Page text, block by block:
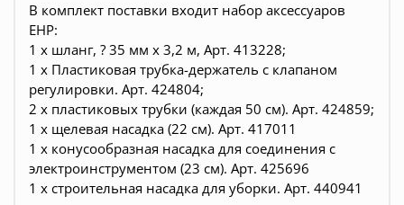
В комплект поставки входит набор аксессуаров
ЕНР:
1 x шланг, ? 35 мм x 3,2 м, Арт. 413228;
1 x Пластиковая трубка-держатель с клапаном
регулировки. Арт. 424804;
2 x пластиковых трубки (каждая 50 см). Арт. 424859;
1 x щелевая насадка (22 см). Aрт. 417011
1 x конусообразная насадка для соединения с
электроинструментом (23 см). Aрт. 425696
1 x строительная насадка для уборки. Арт. 440941